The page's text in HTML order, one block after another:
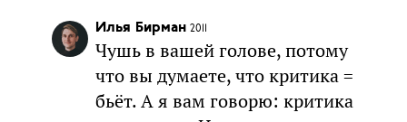
Илья Бирман 2011
Чушь в вашей голове, потому
что вы думаете, что критика =
бьёт. А я вам говорю: критика